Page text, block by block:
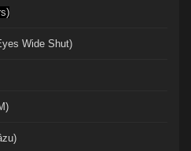
Wide Shut)